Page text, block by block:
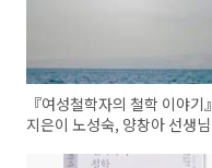
『여성철학자의 철학 이야기』
지은이 노성숙, 양창아 선생님